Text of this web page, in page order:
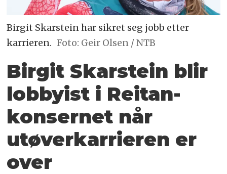
Birgit Skarstein har sikret seg jobb etter
karrieren. Foto: Geir Olsen / NTB
Birgit Skarstein blir
lobbyist i Reitan-
konsernet når
utøverkarrieren er
over